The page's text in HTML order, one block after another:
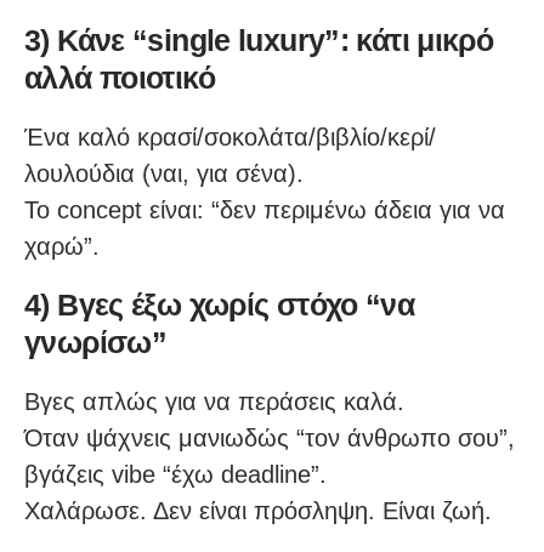
3) Κάνε “single luxury”: κάτι μικρό
αλλά ποιοτικό
Ένα καλό κρασί/σοκολάτα/βιβλίο/κερί/
λουλούδια (ναι, για σένα).
Το concept είναι: “δεν περιμένω άδεια για να
χαρώ”.
4) Βγες έξω χωρίς στόχο “να
γνωρίσω”
Βγες απλώς για να περάσεις καλά.
Όταν ψάχνεις μανιωδώς “τον άνθρωπο σου”,
βγάζεις vibe “έχω deadline”.
Χαλάρωσε. Δεν είναι πρόσληψη. Είναι ζωή.